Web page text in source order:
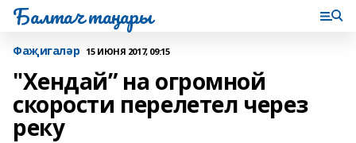
Балтач таңнары
Фаҗигаләр 15 ИЮНЯ 2017, 09:15
"Хендай” на огромной
скорости перелетел через
реку